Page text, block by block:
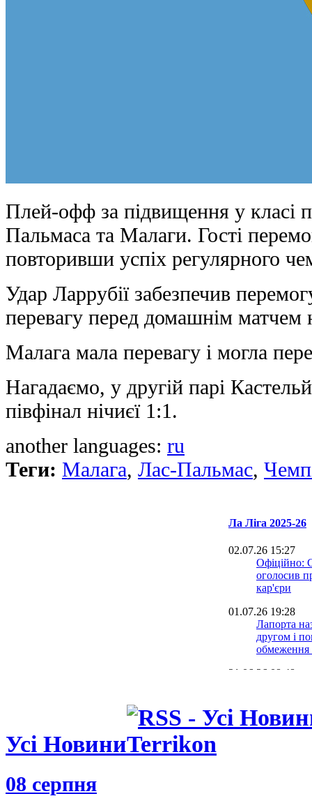
Плей-офф за підвищення у класі
Пальмаса та Малаги. Гості
повторивши успіх регулярного
Удар Ларрубії забезпечив
перевагу перед домашнім матчем
Малага мала перевагу і могла
Нагадаємо, у другій парі
півфінал нічиєї 1:1.
another languages: ru
Теги: Малага, Лас-Пальмас,
Ла Ліга 2025-26
02.07.26 15:27
Офіційно:
оголосив
кар'єри
01.07.26 19:28
Лапорта
другом і
обмеження
21.06.26 08:48
Альмерією
Усі Новини
08 серпня